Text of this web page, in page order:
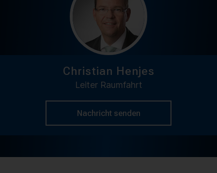
Christian Henjes
Leiter Raumfahrt
Nachricht senden